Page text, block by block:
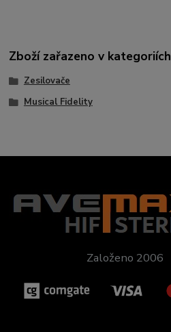
Zboží zařazeno v kategoriích
Zesilovače
Musical Fidelity
Založeno 2006